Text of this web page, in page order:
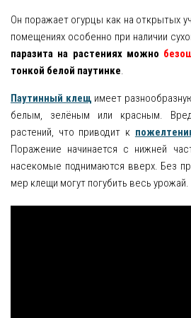
Он поражает огурцы как на открытых
помещениях особенно при наличии
паразита на растениях можно
тонкой белой паутинке.
Паутинный клещ имеет
белым, зелёным или красным.
растений, что приводит к
Поражение начинается с нижней
насекомые поднимаются вверх. Без
мер клещи могут погубить весь урожай.